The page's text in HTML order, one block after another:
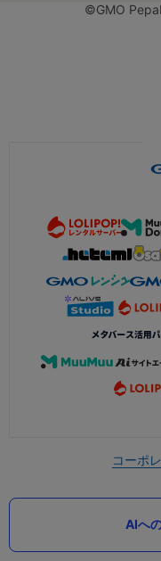
©GMO
コーポ
AIへ